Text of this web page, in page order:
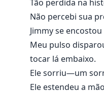
Tão perdida na
Não percebi sua
Jimmy se
Meu pulso
tocar lá embaixo.
Ele sorriu—um
Ele estendeu a